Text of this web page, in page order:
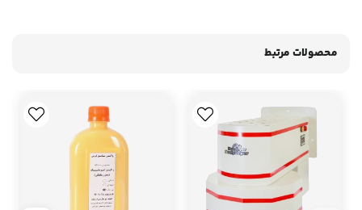
محصولات مرتبط